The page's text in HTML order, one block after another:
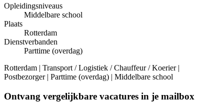
Opleidingsniveaus
Middelbare school
Plaats
Rotterdam
Dienstverbanden
Parttime (overdag)
Rotterdam | Transport / Logistiek / Chauffeur / Koerier |
Postbezorger | Parttime (overdag) | Middelbare school
Ontvang vergelijkbare vacatures in je mailbox